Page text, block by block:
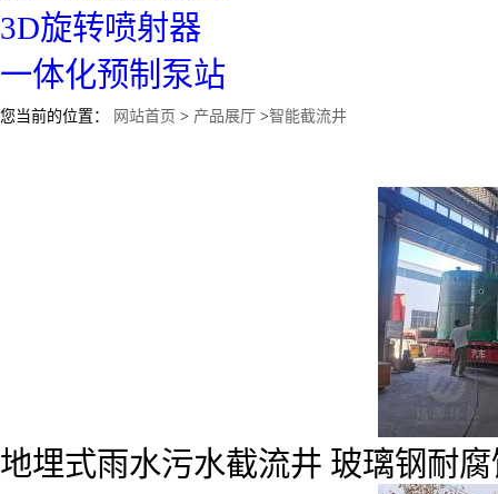
3D旋转喷射器
一体化预制泵站
您当前的位置： 网站首页 > 产品展厅 >智能截流井
地埋式雨水污水截流井 玻璃钢耐